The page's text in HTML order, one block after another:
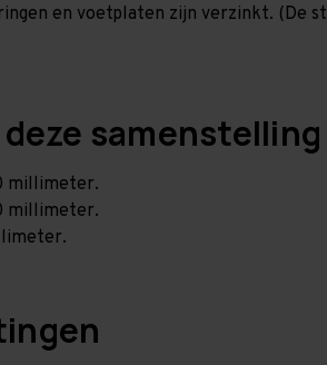
en voetplaten zijn verzinkt. (De
samenstelling
millimeter.
millimeter.